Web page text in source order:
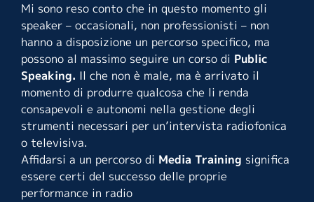
Mi sono reso conto che in questo momento gli
speaker – occasionali, non professionisti – non
hanno a disposizione un percorso specifico, ma
possono al massimo seguire un corso di Public
Speaking. Il che non è male, ma è arrivato il
momento di produrre qualcosa che li renda
consapevoli e autonomi nella gestione degli
strumenti necessari per un’intervista radiofonica
o televisiva.
Affidarsi a un percorso di Media Training significa
essere certi del successo delle proprie
performance in radio